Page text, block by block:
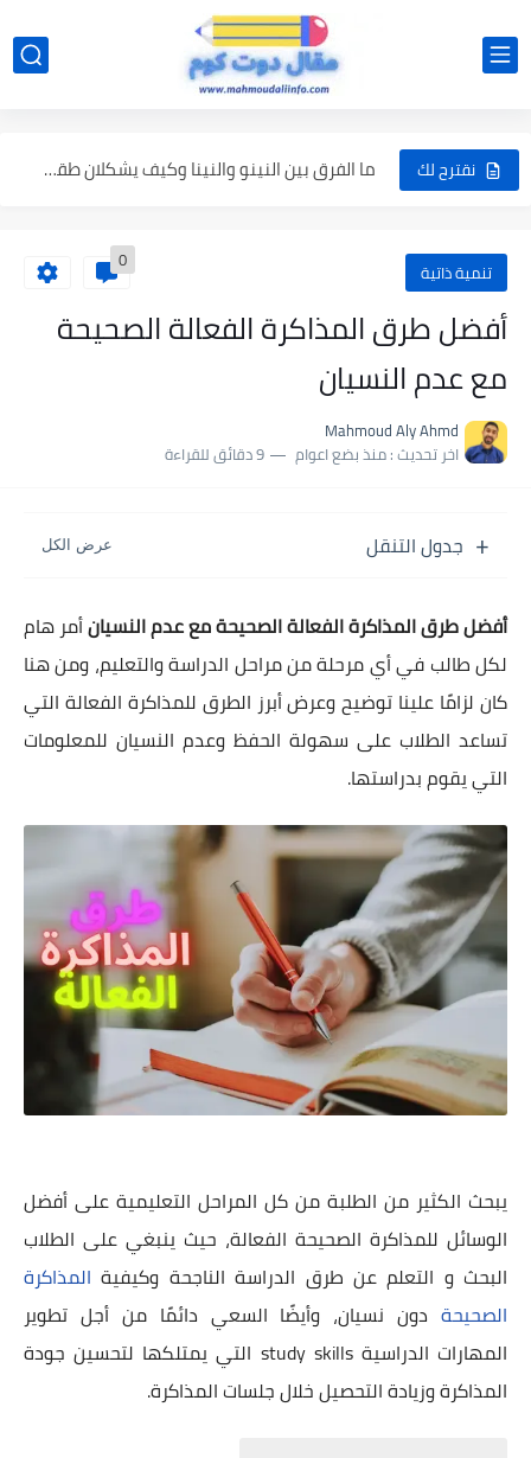
نقترح لك
أهم خطوات تعلم اللغة الإنجليزية من الصفر
ما الفرق بين النينو والنينا وكيف يشكلان طقس الأرض...
أسباب ظاهرة النينو | كيف تنشأ وما تأثيرها على المناخ...
خطبة يوم عرفة للنبي ﷺ كاملة وأهم الدروس المستفادة منها
فضل المساهمة في تعليم القرآن
تنمية ذاتية 0
أفضل طرق المذاكرة الفعالة الصحيحة
مع عدم النسيان
Mahmoud Aly Ahmd
اخر تحديث :منذ بضع اعوام 9 دقائق للقراءة
جدول التنقل
أفضل طرق المذاكرة الفعالة الصحيحة مع عدم النسيانأمر هام
لكل طالب في أي مرحلة من مراحل الدراسة والتعليم، ومن هنا
كان لزامًا علينا توضيح وعرض أبرز الطرق للمذاكرة الفعالة التي
تساعد الطلاب على سهولة الحفظ وعدم النسيان للمعلومات
التي يقوم بدراستها.
يبحث الكثير من الطلبة من كل المراحل التعليمية على أفضل
الوسائل للمذاكرة الصحيحة الفعالة، حيث ينبغي على الطلاب
البحث و التعلم عن طرق الدراسة الناجحة وكيفية المذاكرة
الصحيحة دون نسيان، وأيضًا السعي دائمًا من أجل تطوير
المهارات الدراسية study skills التي يمتلكها لتحسين جودة
المذاكرة وزيادة التحصيل خلال جلسات المذاكرة.